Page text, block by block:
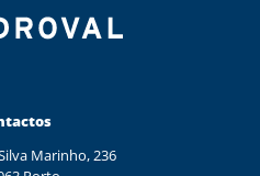
Marinho, 236